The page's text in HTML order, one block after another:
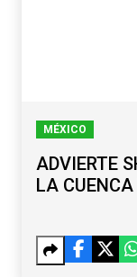
MÉXICO
ADVIERTE
LA